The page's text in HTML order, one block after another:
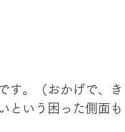
す。（おかげで、き
という困った側面も